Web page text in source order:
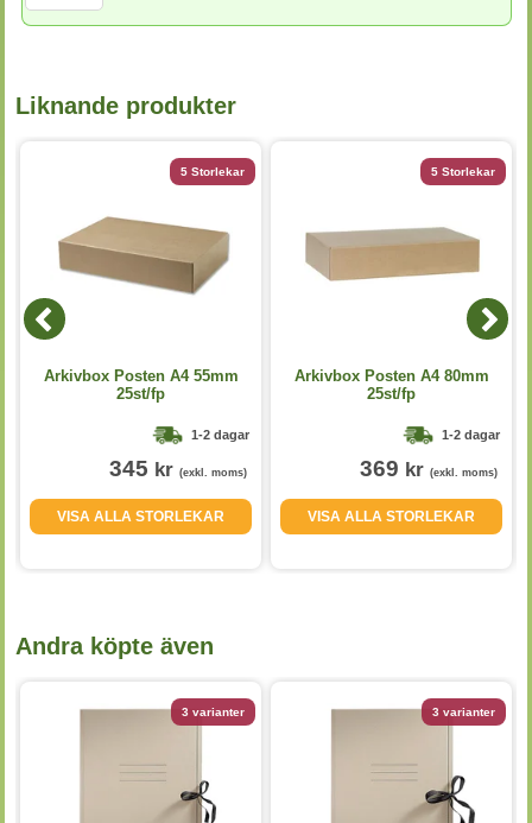
Liknande produkter
5 Storlekar
Arkivbox Posten A4 55mm
25st/fp
1-2 dagar
345 kr (exkl. moms)
VISA ALLA STORLEKAR
5 Storlekar
Arkivbox Posten A4 80mm
25st/fp
1-2 dagar
369 kr (exkl. moms)
VISA ALLA STORLEKAR
Andra köpte även
3 varianter 3 varianter